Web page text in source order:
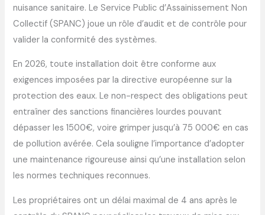
nuisance sanitaire. Le Service Public d’Assainissement Non
Collectif (SPANC) joue un rôle d’audit et de contrôle pour
valider la conformité des systèmes.
En 2026, toute installation doit être conforme aux
exigences imposées par la directive européenne sur la
protection des eaux. Le non-respect des obligations peut
entraîner des sanctions financières lourdes pouvant
dépasser les 1500€, voire grimper jusqu’à 75 000€ en cas
de pollution avérée. Cela souligne l’importance d’adopter
une maintenance rigoureuse ainsi qu’une installation selon
les normes techniques reconnues.
Les propriétaires ont un délai maximal de 4 ans après le